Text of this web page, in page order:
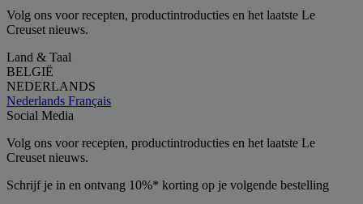
Volg ons voor recepten, productintroducties en het laatste Le
Creuset nieuws.
Land & Taal
BELGIË
NEDERLANDS
Nederlands Français
Social Media
Volg ons voor recepten, productintroducties en het laatste Le
Creuset nieuws.
Schrijf je in en ontvang 10%* korting op je volgende bestelling